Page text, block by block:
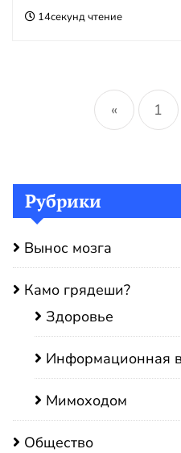
14секунд чтение
« 1
Рубрики
Вынос мозга
Камо грядеши?
Здоровье
Информационная
Мимоходом
Общество